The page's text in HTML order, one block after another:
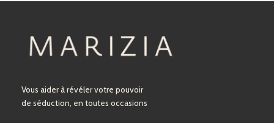
Vous aider à révéler votre pouvoir
de séduction, en toutes occasions